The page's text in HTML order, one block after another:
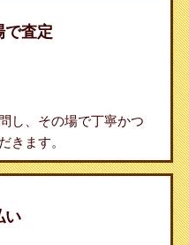
で査定
し、その場で丁寧かつ
きます。
い